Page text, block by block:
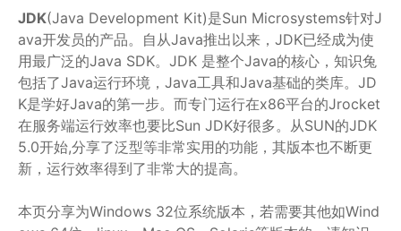
JDK(Java Development Kit)是Sun Microsystems针对J
ava开发员的产品。自从Java推出以来，JDK已经成为使
用最广泛的Java SDK。JDK 是整个Java的核心，知识兔
包括了Java运行环境，Java工具和Java基础的类库。JD
K是学好Java的第一步。而专门运行在x86平台的Jrocket
在服务端运行效率也要比Sun JDK好很多。从SUN的JDK
5.0开始,分享了泛型等非常实用的功能，其版本也不断更
新，运行效率得到了非常大的提高。
本页分享为Windows 32位系统版本，若需要其他如Wind